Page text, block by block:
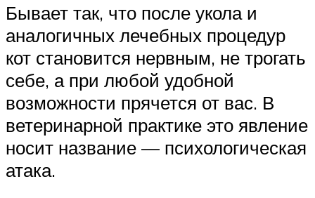
Бывает так, что после укола и
аналогичных лечебных процедур
кот становится нервным, не трогать
себе, а при любой удобной
возможности прячется от вас. В
ветеринарной практике это явление
носит название — психологическая
атака.